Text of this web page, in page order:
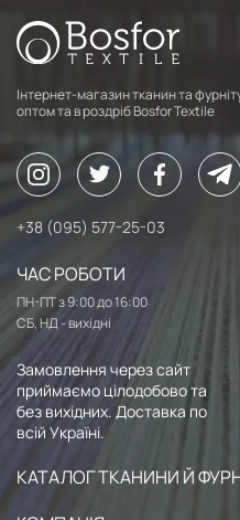
Інтернет-магазин тканин та
оптом та в роздріб Bosfor Textile
+38 (095) 577-25-03
ЧАС РОБОТИ
ПН-ПТ з 9:00 до 16:00
СБ, НД - вихідні
Замовлення через сайт
приймаємо цілодобово та
без вихідних. Доставка по
всій Україні.
КАТАЛОГ ТКАНИНИ Й